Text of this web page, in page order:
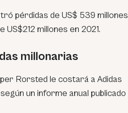
pérdidas de US$ 539 millones
millones en 2021.
millonarias
Rorsted le costará a Adidas
un informe anual publicado